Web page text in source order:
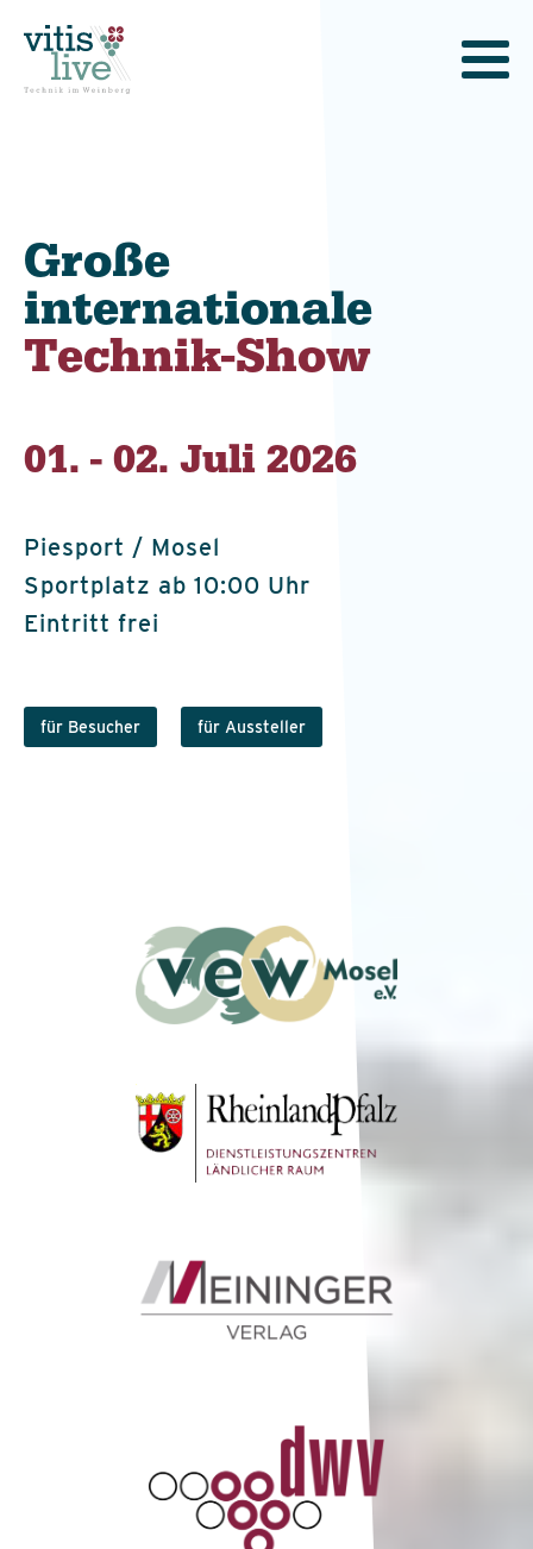
Große
internationale
Technik-Show
01. - 02. Juli 2026
Piesport / Mosel
Sportplatz ab 10:00 Uhr
Eintritt frei
für Besucher für Aussteller